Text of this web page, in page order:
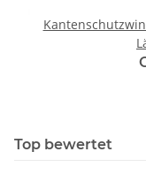
Top bewertet